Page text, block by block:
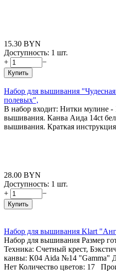
15.30 BYN
Доступность: 1 шт.
+
−
Купить
Набор для вышивания
полевых",
В набор входит: Нитки мулине -
вышивания. Канва Аида 14ct
вышивания. Краткая
28.00 BYN
Доступность: 1 шт.
+
−
Купить
Набор для вышивания Klart
Набор для вышивания Размер
Техника: Счетный крест,
канвы: К04 Aida №14 "Gamma"
Нет Количество цветов: 17